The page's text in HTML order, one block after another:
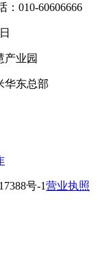
010-60606666
产业园
华东总部
号-1营业执照